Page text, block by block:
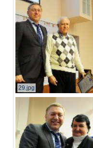
29.jpg